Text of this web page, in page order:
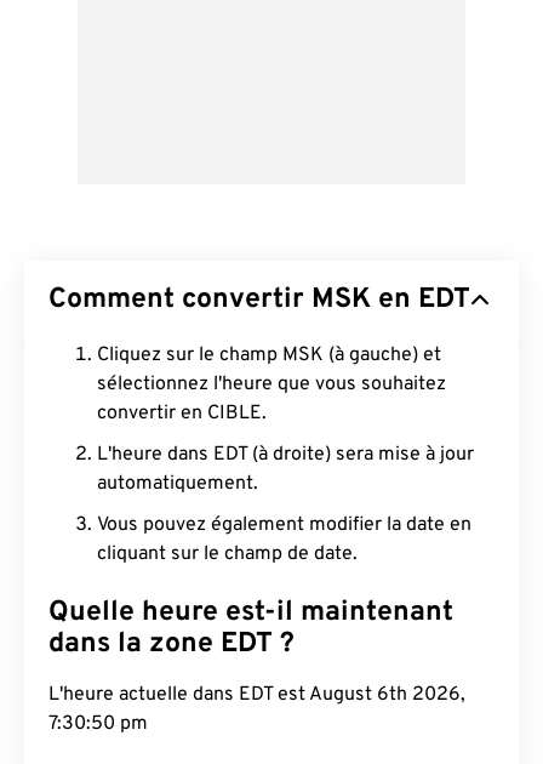
Comment convertir MSK en EDT
Cliquez sur le champ MSK (à gauche) et
sélectionnez l'heure que vous souhaitez
convertir en CIBLE.
L'heure dans EDT (à droite) sera mise à jour
automatiquement.
Vous pouvez également modifier la date en
cliquant sur le champ de date.
Quelle heure est-il maintenant
dans la zone EDT ?
L'heure actuelle dans EDT est August 6th 2026,
7:30:51 pm